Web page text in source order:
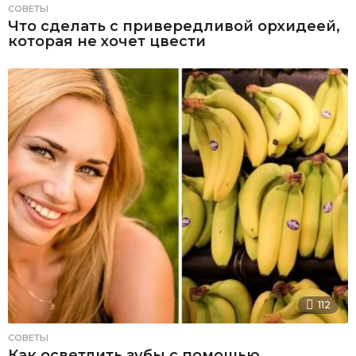
СОВЕТЫ
Что сделать с привередливой орхидеей,
которая не хочет цвести
112
СОВЕТЫ